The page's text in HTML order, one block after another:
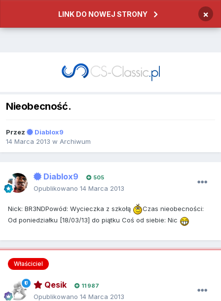
LINK DO NOWEJ STRONY ×
Nieobecność.
Przez
Diablox9
14 Marca 2013 w Archiwum
Diablox9 505
Opublikowano 14 Marca 2013
Nick: BR3NDPowód: Wycieczka z szkołą Czas nieobecności:
Od poniedziałku [18/03/13] do piątku Coś od siebie: Nic
Właściciel
Qesik 11 987
Opublikowano 14 Marca 2013